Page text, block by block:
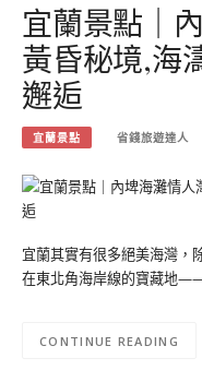
宜蘭景點｜
黃昏秘境,海
邂逅
宜蘭景點 省錢旅遊達人
宜蘭其實有很多絕美海灣，
在東北角海岸線的寶藏地
CONTINUE READING